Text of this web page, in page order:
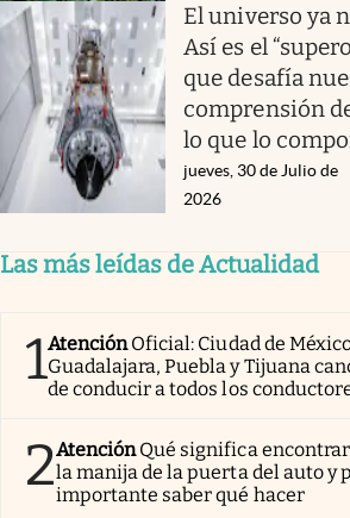
El universo ya
Así es el
que desafía
comprensión
lo que lo
jueves, 30 de Julio de
2026
Las más leídas de Actualidad
1AtenciónOficial: Ciudad de
Guadalajara, Puebla y Tijuana
de conducir a todos los
2AtenciónQué significa
la manija de la puerta del auto y
importante saber qué hacer